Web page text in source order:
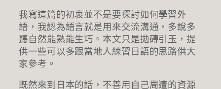
我寫這篇的初衷並不是要探討如何學習外
語，我認為語言就是用來交流溝通，多說多
聽自然能熟能生巧。本文只是拋磚引玉，提
供一些可以多跟當地人練習日語的思路供大
家參考。
既然來到日本的話，不善用自己周遭的資源